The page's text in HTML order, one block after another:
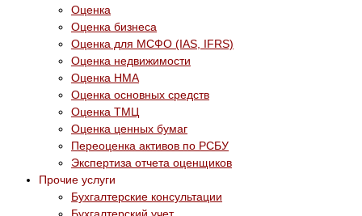
Оценка
Оценка бизнеса
Оценка для МСФО (IAS, IFRS)
Оценка недвижимости
Оценка НМА
Оценка основных средств
Оценка ТМЦ
Оценка ценных бумаг
Переоценка активов по РСБУ
Экспертиза отчета оценщиков
Прочие услуги
Бухгалтерские консультации